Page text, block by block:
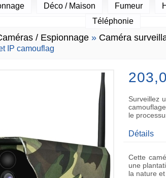
Déco / Maison Fumeur
Téléphonie
/ Espionnage » Caméra
IP camouflag
Surveillez
le
Détails
Cette
une
la nature